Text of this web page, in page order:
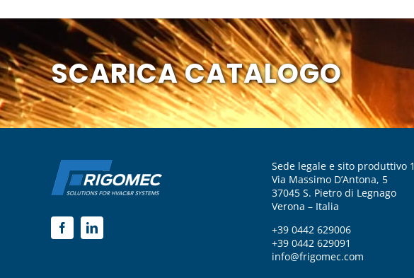
SCARICA CATALOGO
Sede legale e sito produttivo 1
Via Massimo D’Antona, 5
37045 S. Pietro di Legnago
Verona – Italia
+39 0442 629006
+39 0442 629091
info@frigomec.com